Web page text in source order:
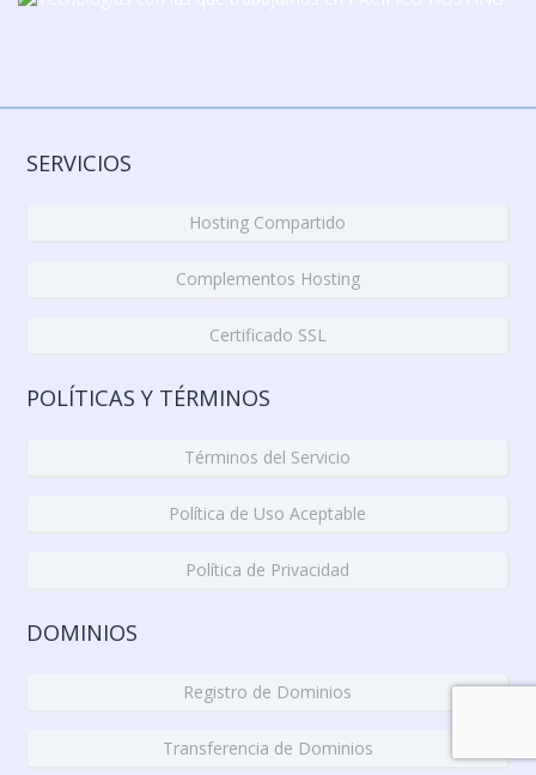
SERVICIOS
Hosting Compartido
Complementos Hosting
Certificado SSL
POLÍTICAS Y TÉRMINOS
Términos del Servicio
Política de Uso Aceptable
Política de Privacidad
DOMINIOS
Registro de Dominios
Transferencia de Dominios